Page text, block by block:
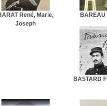
René, Marie,
Joseph
BAREAU
BASTARD